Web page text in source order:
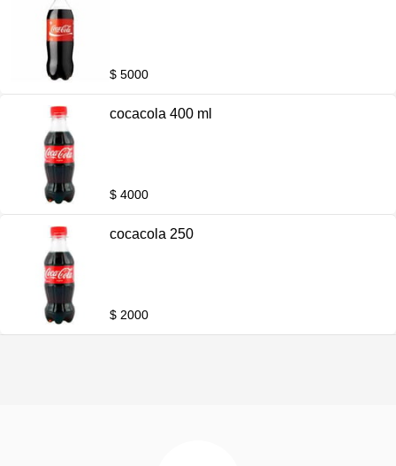
$ 5000
cocacola 400 ml
$ 4000
cocacola 250
$ 2000